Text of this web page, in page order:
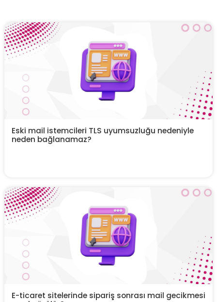
Eski mail istemcileri TLS uyumsuzluğu nedeniyle
neden bağlanamaz?
E-ticaret sitelerinde sipariş sonrası mail gecikmesi